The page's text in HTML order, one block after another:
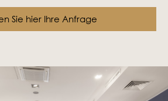
Sie hier Ihre Anfrage